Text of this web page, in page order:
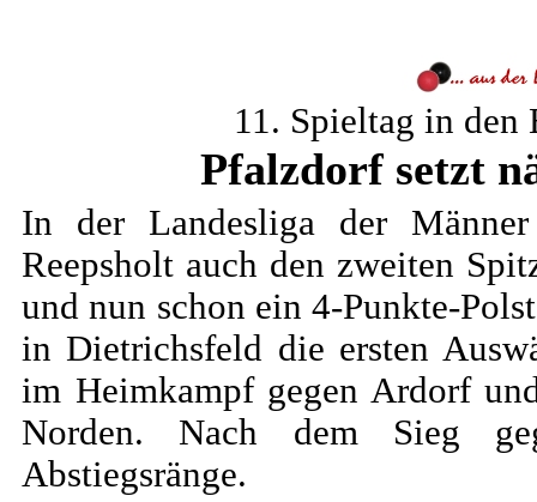
11. Spieltag in
Pfalzdorf setzt
In der Landesliga der
Reepsholt auch den zweiten
und nun schon ein 4-Punkte-
in Dietrichsfeld die ersten
im Heimkampf gegen Ardorf
Norden. Nach dem Sieg
Abstiegsränge.